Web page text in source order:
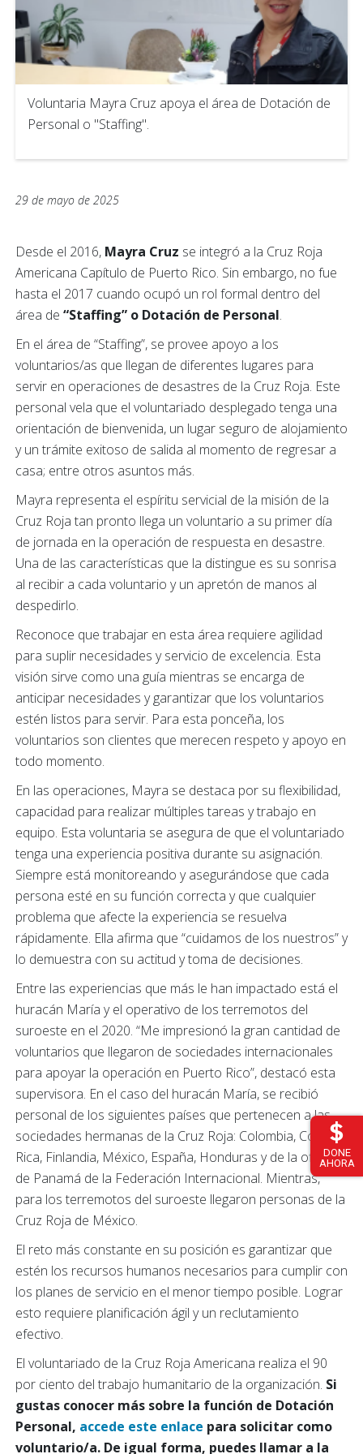
DONE
AHORA
Voluntaria Mayra Cruz apoya el área de Dotación de
Personal o "Staffing".
29 de mayo de 2025
Desde el 2016, Mayra Cruz se integró a la Cruz Roja
Americana Capítulo de Puerto Rico. Sin embargo, no fue
hasta el 2017 cuando ocupó un rol formal dentro del
área de “Staffing” o Dotación de Personal.
En el área de “Staffing”, se provee apoyo a los
voluntarios/as que llegan de diferentes lugares para
servir en operaciones de desastres de la Cruz Roja. Este
personal vela que el voluntariado desplegado tenga una
orientación de bienvenida, un lugar seguro de alojamiento
y un trámite exitoso de salida al momento de regresar a
casa; entre otros asuntos más.
Mayra representa el espíritu servicial de la misión de la
Cruz Roja tan pronto llega un voluntario a su primer día
de jornada en la operación de respuesta en desastre.
Una de las características que la distingue es su sonrisa
al recibir a cada voluntario y un apretón de manos al
despedirlo.
Reconoce que trabajar en esta área requiere agilidad
para suplir necesidades y servicio de excelencia. Esta
visión sirve como una guía mientras se encarga de
anticipar necesidades y garantizar que los voluntarios
estén listos para servir. Para esta ponceña, los
voluntarios son clientes que merecen respeto y apoyo en
todo momento.
En las operaciones, Mayra se destaca por su flexibilidad,
capacidad para realizar múltiples tareas y trabajo en
equipo. Esta voluntaria se asegura de que el voluntariado
tenga una experiencia positiva durante su asignación.
Siempre está monitoreando y asegurándose que cada
persona esté en su función correcta y que cualquier
problema que afecte la experiencia se resuelva
rápidamente. Ella afirma que “cuidamos de los nuestros” y
lo demuestra con su actitud y toma de decisiones.
Entre las experiencias que más le han impactado está el
huracán María y el operativo de los terremotos del
suroeste en el 2020. “Me impresionó la gran cantidad de
voluntarios que llegaron de sociedades internacionales
para apoyar la operación en Puerto Rico”, destacó esta
supervisora. En el caso del huracán María, se recibió
personal de los siguientes países que pertenecen a las
sociedades hermanas de la Cruz Roja: Colombia, Costa
Rica, Finlandia, México, España, Honduras y de la oficina
de Panamá de la Federación Internacional. Mientras,
para los terremotos del suroeste llegaron personas de la
Cruz Roja de México.
El reto más constante en su posición es garantizar que
estén los recursos humanos necesarios para cumplir con
los planes de servicio en el menor tiempo posible. Lograr
esto requiere planificación ágil y un reclutamiento
efectivo.
El voluntariado de la Cruz Roja Americana realiza el 90
por ciento del trabajo humanitario de la organización. Si
gustas conocer más sobre la función de Dotación
Personal, accede este enlace para solicitar como
voluntario/a. De igual forma, puedes llamar a la